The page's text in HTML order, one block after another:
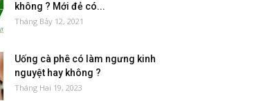
không ? Mới đẻ có...
Tháng Bảy 12, 2021
Uống cà phê có làm ngưng kinh
nguyệt hay không ?
Tháng Hai 19, 2023